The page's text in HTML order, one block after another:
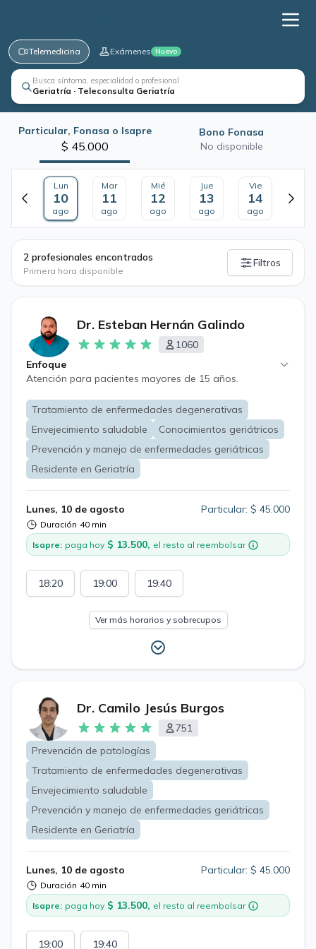
Telemedicina Exámenes Nuevo
Busca síntoma, especialidad o profesional
Geriatría · Teleconsulta Geriatría
Particular, Fonasa o Isapre
$ 45.000
Bono Fonasa
No disponible
Lun
10
ago
Mar
11
ago
Mié
12
ago
Jue
13
ago
Vie
14
ago
2 profesionales encontrados
Primera hora disponible
Filtros
Dr. Esteban Hernán Galindo
1060
Enfoque
Atención para pacientes mayores de 15 años.
Tratamiento de enfermedades degenerativas
Envejecimiento saludable
Conocimientos geriátricos
Prevención y manejo de enfermedades geriátricas
Residente en Geriatría
Lunes, 10 de agosto
Duración 40 min
Particular: $ 45.000
Isapre: paga hoy $ 13.500, el resto al reembolsar
18:20 19:00 19:40
Ver más horarios y sobrecupos
Dr. Camilo Jesús Burgos
751
Prevención de patologías
Tratamiento de enfermedades degenerativas
Envejecimiento saludable
Prevención y manejo de enfermedades geriátricas
Residente en Geriatría
Lunes, 10 de agosto
Duración 40 min
Particular: $ 45.000
Isapre: paga hoy $ 13.500, el resto al reembolsar
19:00 19:40